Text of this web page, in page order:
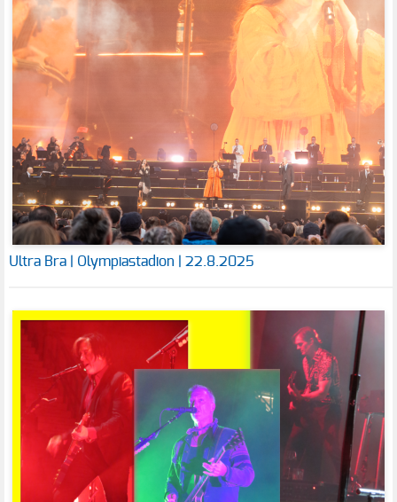
Ultra Bra | Olympiastadion | 22.8.2025